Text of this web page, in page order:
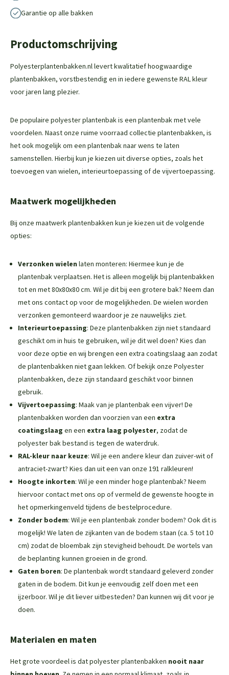
Garantie op alle bakken
Productomschrijving
Polyesterplantenbakken.nl levert kwalitatief hoogwaardige
plantenbakken, vorstbestendig en in iedere gewenste RAL kleur
voor jaren lang plezier.
De populaire polyester plantenbak is een plantenbak met vele
voordelen. Naast onze ruime voorraad collectie plantenbakken, is
het ook mogelijk om een plantenbak naar wens te laten
samenstellen. Hierbij kun je kiezen uit diverse opties, zoals het
toevoegen van wielen, interieurtoepassing of de vijvertoepassing.
Maatwerk mogelijkheden
Bij onze maatwerk plantenbakken kun je kiezen uit de volgende
opties:
Verzonken wielen laten monteren: Hiermee kun je de
plantenbak verplaatsen. Het is alleen mogelijk bij plantenbakken
tot en met 80x80x80 cm. Wil je dit bij een grotere bak? Neem dan
met ons contact op voor de mogelijkheden. De wielen worden
verzonken gemonteerd waardoor je ze nauwelijks ziet.
Interieurtoepassing: Deze plantenbakken zijn niet standaard
geschikt om in huis te gebruiken, wil je dit wel doen? Kies dan
voor deze optie en wij brengen een extra coatingslaag aan zodat
de plantenbakken niet gaan lekken. Of bekijk onze Polyester
plantenbakken, deze zijn standaard geschikt voor binnen
gebruik.
Vijvertoepassing: Maak van je plantenbak een vijver! De
plantenbakken worden dan voorzien van een extra
coatingslaag en een extra laag polyester, zodat de
polyester bak bestand is tegen de waterdruk.
RAL-kleur naar keuze: Wil je een andere kleur dan zuiver-wit of
antraciet-zwart? Kies dan uit een van onze 191 ralkleuren!
Hoogte inkorten: Wil je een minder hoge plantenbak? Neem
hiervoor contact met ons op of vermeld de gewenste hoogte in
het opmerkingenveld tijdens de bestelprocedure.
Zonder bodem: Wil je een plantenbak zonder bodem? Ook dit is
mogelijk! We laten de zijkanten van de bodem staan (ca. 5 tot 10
cm) zodat de bloembak zijn stevigheid behoudt. De wortels van
de beplanting kunnen groeien in de grond.
Gaten boren: De plantenbak wordt standaard geleverd zonder
gaten in de bodem. Dit kun je eenvoudig zelf doen met een
ijzerboor. Wil je dit liever uitbesteden? Dan kunnen wij dit voor je
doen.
Materialen en maten
Het grote voordeel is dat polyester plantenbakken nooit naar